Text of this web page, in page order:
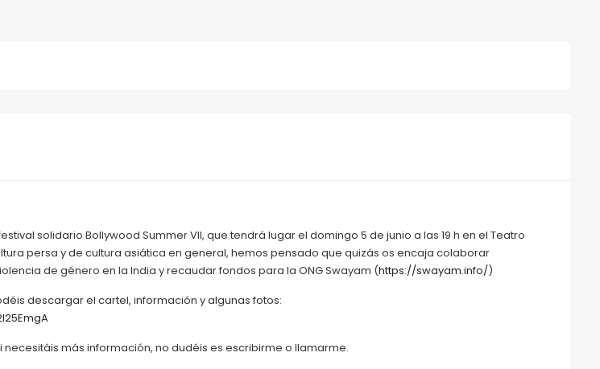
solidario Bollywood Summer VII, que tendrá lugar el domingo 5 de junio a las 19 h en el Teatro
persa y de cultura asiática en general, hemos pensado que quizás os encaja colaborar
de género en la India y recaudar fondos para la ONG Swayam (https://swayam.info/)
descargar el cartel, información y algunas fotos:
más información, no dudéis es escribirme o llamarme.